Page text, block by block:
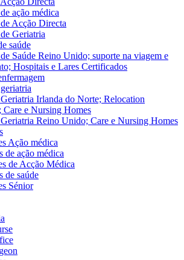
ação médica
Acção Directa
Geriatria
saúde
Saúde Reino Unido; suporte na viagem e
Hospitais e Lares Certificados
Irlanda do Norte; Relocation
Care e Nursing Homes
Reino Unido; Care e Nursing Homes
Ação médica
de ação médica
de Acção Médica
de saúde
Sénior